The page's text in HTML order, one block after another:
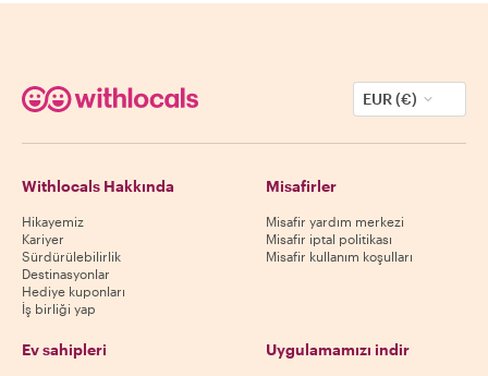
EUR (€)
Withlocals Hakkında
Hikayemiz
Kariyer
Sürdürülebilirlik
Destinasyonlar
Hediye kuponları
İş birliği yap
Misafirler
Misafir yardım merkezi
Misafir iptal politikası
Misafir kullanım koşulları
Ev sahipleri Uygulamamızı indir